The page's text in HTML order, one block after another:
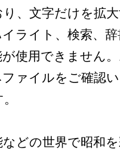
、文字だけを拡
ライト、検索、
使用できません
ァイルをご確認
どの世界で昭和